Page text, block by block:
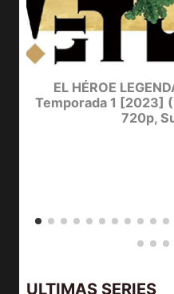
EL HÉROE
Temporada 1 [2023]
720p,
ULTIMAS SERIES